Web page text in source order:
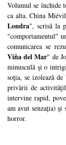
Volumul se închide
ca alta. China
Londra", scrisă la
"comportamentul"
comunicarea se
Viña del Mar" de
minusculă şi o
soţia, se izolează
privării de
intervine rapid,
am avut senzaţia) şi
horror.